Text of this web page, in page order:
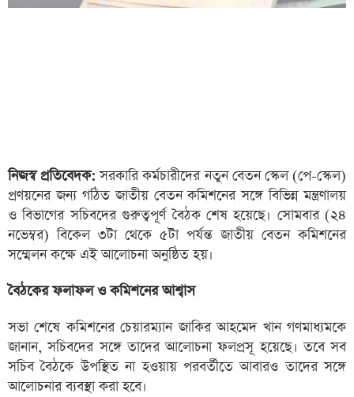
নিজস্ব প্রতিবেদক: সরকারি কর্মচারীদের নতুন বেতন স্কেল (পে-স্কেল)
প্রণয়নের জন্য গঠিত জাতীয় বেতন কমিশনের সঙ্গে বিভিন্ন মন্ত্রণালয়
ও বিভাগের সচিবদের গুরুত্বপূর্ণ বৈঠক শেষ হয়েছে। সোমবার (২৪
নভেম্বর) বিকেল ৩টা থেকে ৫টা পর্যন্ত জাতীয় বেতন কমিশনের
সম্মেলন কক্ষে এই আলোচনা অনুষ্ঠিত হয়।
বৈঠকের ফলাফল ও কমিশনের আশ্বাস
সভা শেষে কমিশনের চেয়ারম্যান জাকির আহমেদ খান গণমাধ্যমকে
জানান, সচিবদের সঙ্গে তাদের আলোচনা ফলপ্রসূ হয়েছে। তবে সব
সচিব বৈঠকে উপস্থিত না হওয়ায় পরবর্তীতে আবারও তাদের সঙ্গে
আলোচনার ব্যবস্থা করা হবে।